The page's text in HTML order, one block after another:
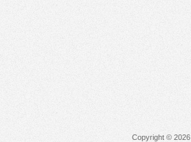
Copyright © 2026